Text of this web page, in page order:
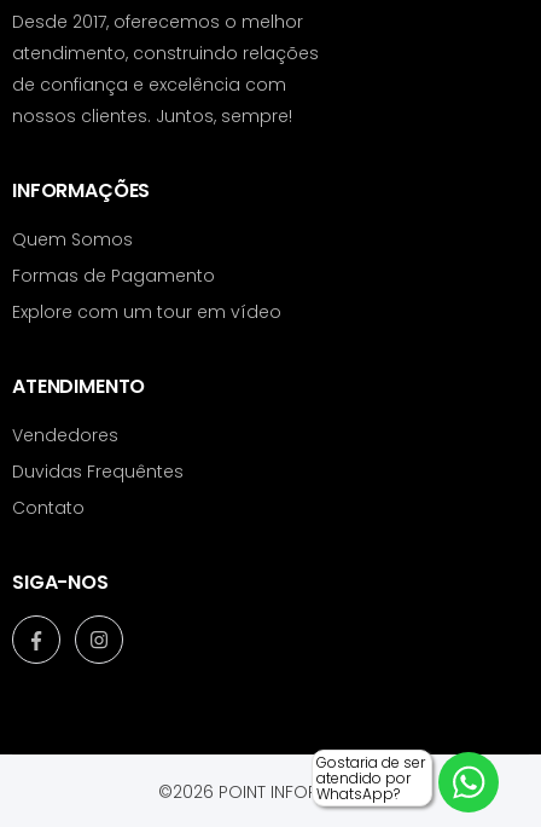
Desde 2017, oferecemos o melhor
atendimento, construindo relações
de confiança e excelência com
nossos clientes. Juntos, sempre!
INFORMAÇÕES
Quem Somos
Formas de Pagamento
Explore com um tour em vídeo
ATENDIMENTO
Vendedores
Duvidas Frequêntes
Contato
SIGA-NOS
©2026 POINT INFORMÁTICA.
Gostaria de ser
atendido por
WhatsApp?